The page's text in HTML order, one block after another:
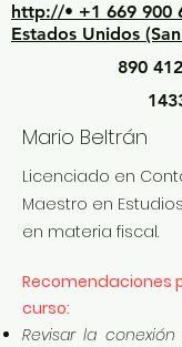
http://• +1 669 900
Estados Unidos
890
Mario Beltrán
Licenciado en
Maestro en
en materia fiscal.
Recomendaciones
curso:
Revisar la